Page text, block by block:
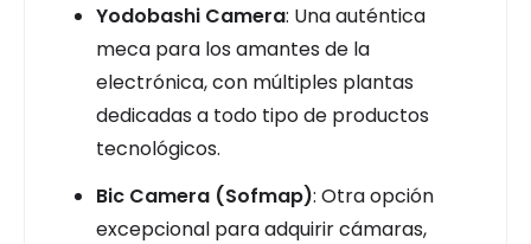
Yodobashi Camera: Una auténtica
meca para los amantes de la
electrónica, con múltiples plantas
dedicadas a todo tipo de productos
tecnológicos.
Bic Camera (Sofmap): Otra opción
excepcional para adquirir cámaras,